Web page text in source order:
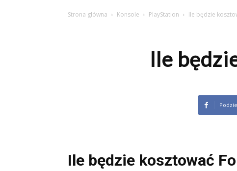
Strona główna Konsole PlayStation Ile będzie
Ile
Ile będzie kosztować